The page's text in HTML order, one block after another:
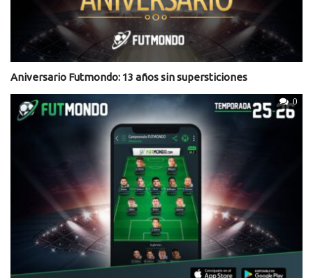
Aniversario Futmondo: 13 años sin supersticiones
0